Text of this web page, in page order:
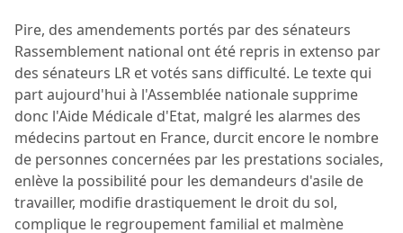
Pire, des amendements portés par des sénateurs
Rassemblement national ont été repris in extenso par
des sénateurs LR et votés sans difficulté. Le texte qui
part aujourd'hui à l'Assemblée nationale supprime
donc l'Aide Médicale d'Etat, malgré les alarmes des
médecins partout en France, durcit encore le nombre
de personnes concernées par les prestations sociales,
enlève la possibilité pour les demandeurs d'asile de
travailler, modifie drastiquement le droit du sol,
complique le regroupement familial et malmène